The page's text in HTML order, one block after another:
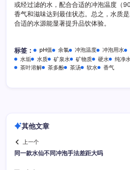
或经过滤的水，配合合适的冲泡温度（
香气和滋味达到最佳状态。总之，水质
合适的水源能显著提升品饮体验。
标签： pH值 余氯 冲泡温度 冲泡用水
水垢
水质 矿泉水 矿物质 硬水 纯净水
茶叶溶解
茶多酚 茶汤 软水 香气
其他文章
上一个
同一款水仙不同冲泡手法差距大吗